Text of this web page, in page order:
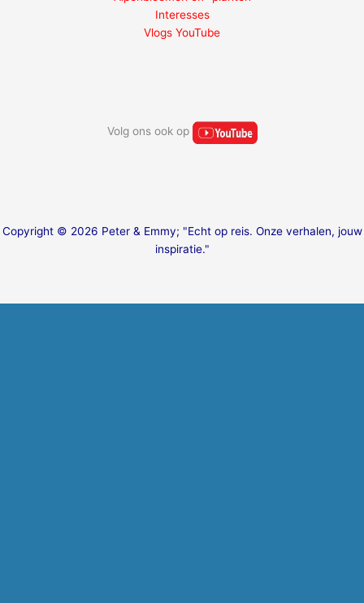
Interesses
Vlogs YouTube
Volg ons ook op
Copyright © 2026 Peter & Emmy; "Echt op reis. Onze verhalen, jouw
inspiratie."